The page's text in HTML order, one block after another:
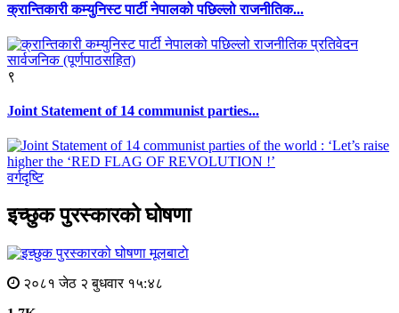
क्रान्तिकारी कम्युनिस्ट पार्टी नेपालको पछिल्लो राजनीतिक...
९
Joint Statement of 14 communist parties...
वर्गदृष्टि
इच्छुक पुरस्कारको घोषणा
मूलबाटाे
२०८१ जेठ २ बुधवार १५:४८